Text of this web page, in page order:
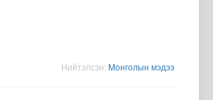
Нийтэлсэн: Moнголын мэдээ